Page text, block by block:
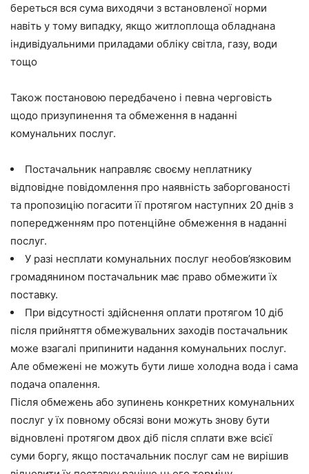
береться вся сума виходячи з встановленої норми
навіть у тому випадку, якщо житлоплоща обладнана
індивідуальними приладами обліку світла, газу, води
тощо
Також постановою передбачено і певна черговість
щодо призупинення та обмеження в наданні
комунальних послуг.
Постачальник направляє своєму неплатнику
відповідне повідомлення про наявність заборгованості
та пропозицію погасити її протягом наступних 20 днів з
попередженням про потенційне обмеження в наданні
послуг.
У разі несплати комунальних послуг необов’язковим
громадянином постачальник має право обмежити їх
поставку.
При відсутності здійснення оплати протягом 10 діб
після прийняття обмежувальних заходів постачальник
може взагалі припинити надання комунальних послуг.
Але обмежені не можуть бути лише холодна вода і сама
подача опалення.
Після обмежень або зупинень конкретних комунальних
послуг у їх повному обсязі вони можуть знову бути
відновлені протягом двох діб після сплати вже всієї
суми боргу, якщо постачальник послуг сам не вирішив